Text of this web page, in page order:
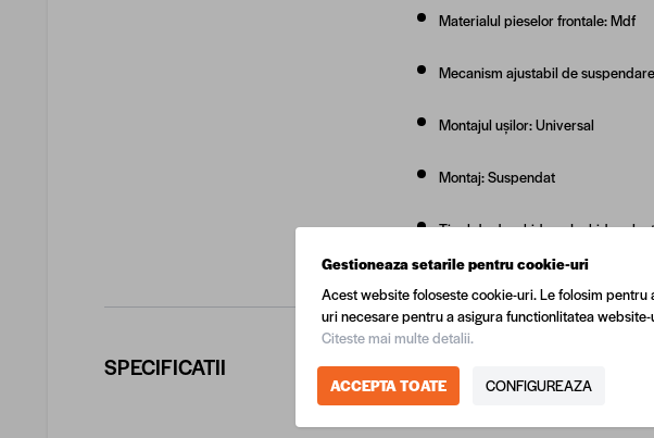
Materialul pieselor frontale: Mdf
Mecanism ajustabil de
Montajul ușilor: Universal
Montaj: Suspendat
Tipul de deschidere: Inchidere
SPECIFICATII
COD EAN
Gestioneaza setarile pentru cookie-uri
Acest website foloseste cookie-uri. Le folosim
uri necesare pentru a asigura functionlitatea website-
Citeste mai multe detalii.
ACCEPTA TOATE CONFIGUREAZA